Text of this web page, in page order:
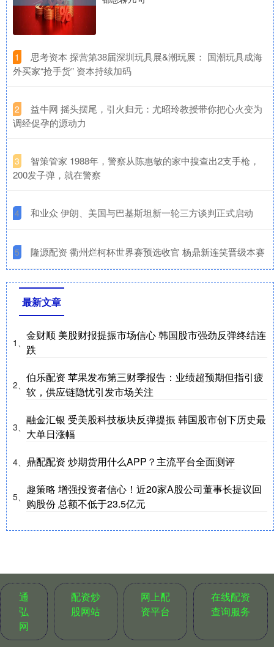
1
​思考资本 探营第38届深圳玩具展&潮玩展： 国潮玩具成海
外买家“抢手货” 资本持续加码
2
​益牛网 摇头摆尾，引火归元：尤昭玲教授带你把心火变为
调经促孕的源动力
3
​智策管家 1988年，警察从陈惠敏的家中搜查出2支手枪，
200发子弹，就在警察
4 ​和业众 伊朗、美国与巴基斯坦新一轮三方谈判正式启动
5 ​隆源配资 衢州烂柯杯世界赛预选收官 杨鼎新连笑晋级本赛
最新文章
1、
金财顺 美股财报提振市场信心 韩国股市强劲反弹终结连
跌
2、
伯乐配资 苹果发布第三财季报告：业绩超预期但指引疲
软，供应链隐忧引发市场关注
3、
融金汇银 受美股科技板块反弹提振 韩国股市创下历史最
大单日涨幅
4、 鼎配配资 炒期货用什么APP？主流平台全面测评
5、
趣策略 增强投资者信心！近20家A股公司董事长提议回
购股份 总额不低于23.5亿元
通
弘
网
配资炒
股网站
网上配
资平台
在线配资
查询服务